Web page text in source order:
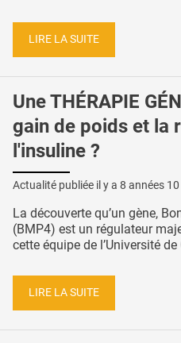
LIRE LA SUITE
Une THÉRAPIE
gain de poids et la
l'insuline ?
Actualité publiée il y a 8 années
La découverte qu’un gène,
(BMP4) est un régulateur
cette équipe de l’Université
LIRE LA SUITE